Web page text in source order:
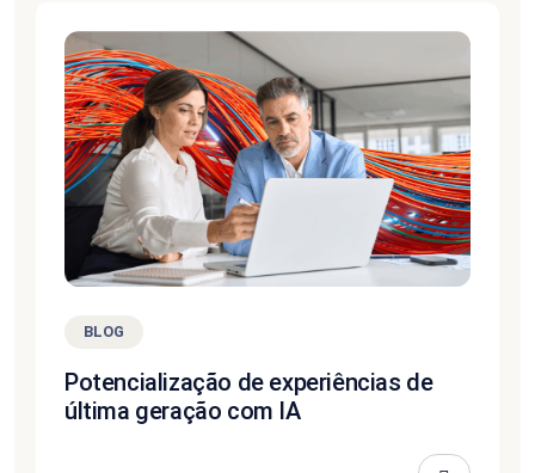
BLOG
Potencialização de experiências de
última geração com IA